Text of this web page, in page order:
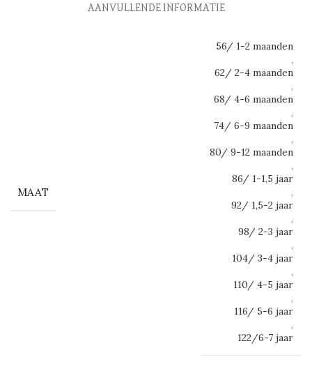
AANVULLENDE INFORMATIE
MAAT
56/ 1-2 maanden
,
62/ 2-4 maanden
,
68/ 4-6 maanden
,
74/ 6-9 maanden
,
80/ 9-12 maanden
,
86/ 1-1,5 jaar
,
92/ 1,5-2 jaar
,
98/ 2-3 jaar
,
104/ 3-4 jaar
,
110/ 4-5 jaar
,
116/ 5-6 jaar
,
122/6-7 jaar